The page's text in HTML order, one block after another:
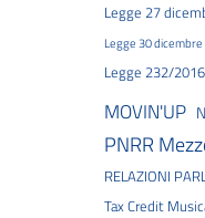
Legge 27
Legge 30
Legge 232/2016
MOVIN'UP
PNRR
RELAZIONI
Tax Credit